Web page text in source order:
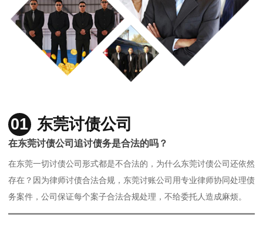
01 东莞讨债公司
在东莞讨债公司追讨债务是合法的吗？
在东莞一切讨债公司形式都是不合法的，为什么东莞讨债公司还依然
存在？因为律师讨债合法合规，东莞讨账公司用专业律师协同处理债
务案件，公司保证每个案子合法合规处理，不给委托人造成麻烦。